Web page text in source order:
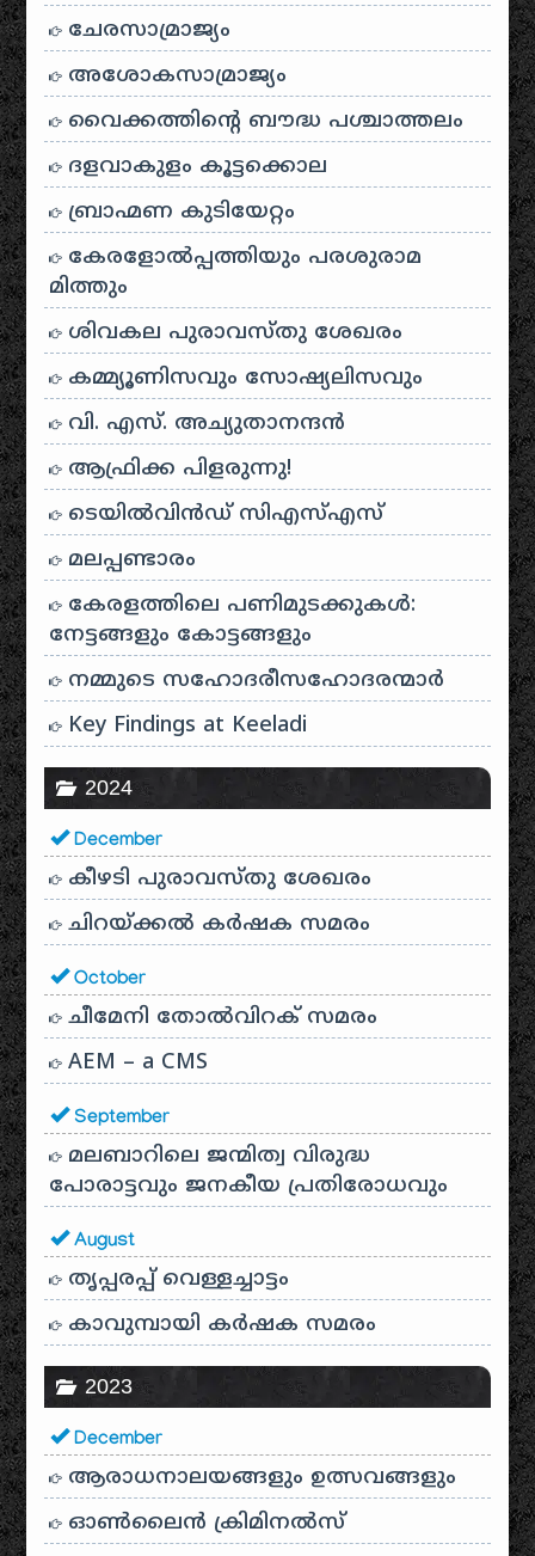
ചേരസാമ്രാജ്യം
അശോകസാമ്രാജ്യം
വൈക്കത്തിന്റെ ബൗദ്ധ പശ്ചാത്തലം
ദളവാകുളം കൂട്ടക്കൊല
ബ്രാഹ്മണ കുടിയേറ്റം
കേരളോൽപ്പത്തിയും പരശുരാമ
മിത്തും
ശിവകല പുരാവസ്തു ശേഖരം
കമ്മ്യൂണിസവും സോഷ്യലിസവും
വി. എസ്. അച്യുതാനന്ദൻ
ആഫ്രിക്ക പിളരുന്നു!
ടെയിൽ‌വിൻഡ് സി‌എസ്‌എസ്
മലപ്പണ്ടാരം
കേരളത്തിലെ പണിമുടക്കുകൾ:
നേട്ടങ്ങളും കോട്ടങ്ങളും
നമ്മുടെ സഹോദരീസഹോദരന്മാർ
Key Findings at Keeladi
2024
December
കീഴടി പുരാവസ്തു ശേഖരം
ചിറയ്ക്കൽ കർഷക സമരം
October
ചീമേനി തോൽവിറക് സമരം
AEM – a CMS
September
മലബാറിലെ ജന്മിത്വ വിരുദ്ധ
പോരാട്ടവും ജനകീയ പ്രതിരോധവും
August
തൃപ്പരപ്പ് വെള്ളച്ചാട്ടം
കാവുമ്പായി കർഷക സമരം
2023
December
ആരാധനാലയങ്ങളും ഉത്സവങ്ങളും
ഓൺലൈൻ ക്രിമിനൽസ്